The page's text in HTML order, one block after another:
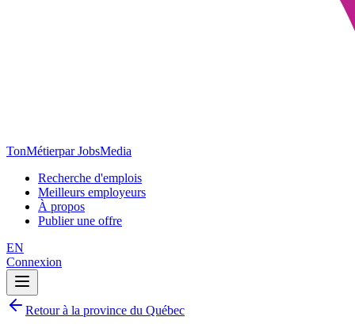
TonMétierpar JobsMedia
Recherche d'emplois
Meilleurs employeurs
À propos
Publier une offre
EN
Connexion
Retour à la province du Québec